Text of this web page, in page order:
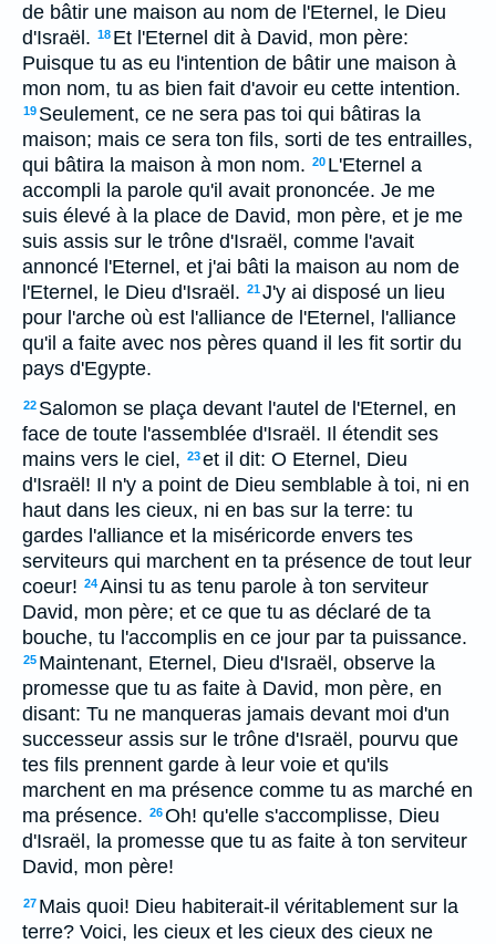
de bâtir une maison au nom de l'Eternel, le Dieu
d'Israël. 18 Et l'Eternel dit à David, mon père:
Puisque tu as eu l'intention de bâtir une maison à
mon nom, tu as bien fait d'avoir eu cette intention.
19 Seulement, ce ne sera pas toi qui bâtiras la
maison; mais ce sera ton fils, sorti de tes entrailles,
qui bâtira la maison à mon nom. 20 L'Eternel a
accompli la parole qu'il avait prononcée. Je me
suis élevé à la place de David, mon père, et je me
suis assis sur le trône d'Israël, comme l'avait
annoncé l'Eternel, et j'ai bâti la maison au nom de
l'Eternel, le Dieu d'Israël. 21J'y ai disposé un lieu
pour l'arche où est l'alliance de l'Eternel, l'alliance
qu'il a faite avec nos pères quand il les fit sortir du
pays d'Egypte.
22 Salomon se plaça devant l'autel de l'Eternel, en
face de toute l'assemblée d'Israël. Il étendit ses
mains vers le ciel, 23et il dit: O Eternel, Dieu
d'Israël! Il n'y a point de Dieu semblable à toi, ni en
haut dans les cieux, ni en bas sur la terre: tu
gardes l'alliance et la miséricorde envers tes
serviteurs qui marchent en ta présence de tout leur
coeur! 24Ainsi tu as tenu parole à ton serviteur
David, mon père; et ce que tu as déclaré de ta
bouche, tu l'accomplis en ce jour par ta puissance.
25 Maintenant, Eternel, Dieu d'Israël, observe la
promesse que tu as faite à David, mon père, en
disant: Tu ne manqueras jamais devant moi d'un
successeur assis sur le trône d'Israël, pourvu que
tes fils prennent garde à leur voie et qu'ils
marchent en ma présence comme tu as marché en
ma présence. 26Oh! qu'elle s'accomplisse, Dieu
d'Israël, la promesse que tu as faite à ton serviteur
David, mon père!
27 Mais quoi! Dieu habiterait-il véritablement sur la
terre? Voici, les cieux et les cieux des cieux ne